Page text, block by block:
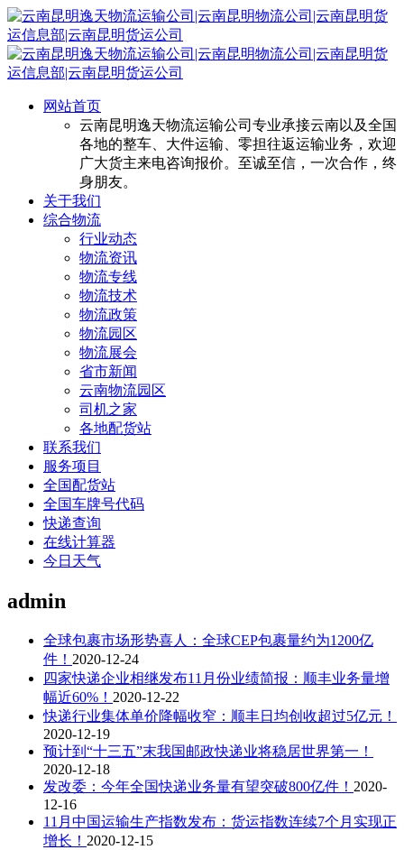
网站首页
云南昆明逸天物流运输公司专业承接云南以及全国
各地的整车、大件运输、零担往返运输业务，欢迎
广大货主来电咨询报价。至诚至信，一次合作，终
身朋友。
关于我们
综合物流
行业动态
物流资讯
物流专线
物流技术
物流政策
物流园区
物流展会
省市新闻
云南物流园区
司机之家
各地配货站
联系我们
服务项目
全国配货站
全国车牌号代码
快递查询
在线计算器
今日天气
admin
全球包裹市场形势喜人：全球CEP包裹量约为1200亿
件！ 2020-12-24
四家快递企业相继发布11月份业绩简报：顺丰业务量增
幅近60%！ 2020-12-22
快递行业集体单价降幅收窄：顺丰日均创收超过5亿元！
2020-12-19
预计到“十三五”末我国邮政快递业将稳居世界第一！
2020-12-18
发改委：今年全国快递业务量有望突破800亿件！ 2020-
12-16
11月中国运输生产指数发布：货运指数连续7个月实现正
增长！ 2020-12-15